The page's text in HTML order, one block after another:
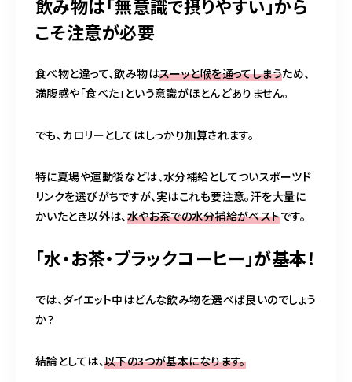
飲み物は「無意識で摂りやすい」から
こそ注意が必要
食べ物と違って、飲み物はスーッと喉を通ってしまうため、
満腹感や「食べた」という意識がほとんどありません。
でも、カロリーとしてはしっかり加算されます。
特に夏場や運動後などは、水分補給としてついスポーツド
リンクを選びがちですが、実はこれも要注意。汗を大量に
かいたとき以外は、 水やお茶での水分補給がベストです。
「水・お茶・ブラックコーヒー」が基本！
では、ダイエット中はどんな飲み物を選べば良いのでしょう
か？
結論としては、以下の3つが基本になります。